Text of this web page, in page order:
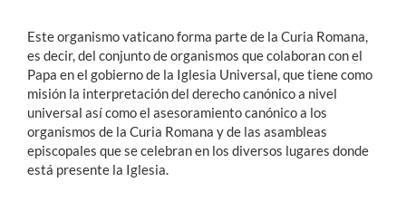
Este organismo vaticano forma parte de la Curia Romana,
es decir, del conjunto de organismos que colaboran con el
Papa en el gobierno de la Iglesia Universal, que tiene como
misión la interpretación del derecho canónico a nivel
universal así como el asesoramiento canónico a los
organismos de la Curia Romana y de las asambleas
episcopales que se celebran en los diversos lugares donde
está presente la Iglesia.